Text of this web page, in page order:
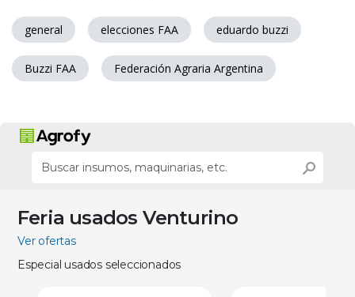
general elecciones FAA eduardo buzzi
Buzzi FAA Federación Agraria Argentina
Feria usados Venturino
Ver ofertas
Especial usados seleccionados